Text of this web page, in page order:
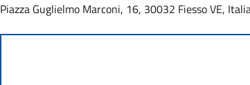
Piazza Guglielmo Marconi, 16, 30032 Fiesso VE,